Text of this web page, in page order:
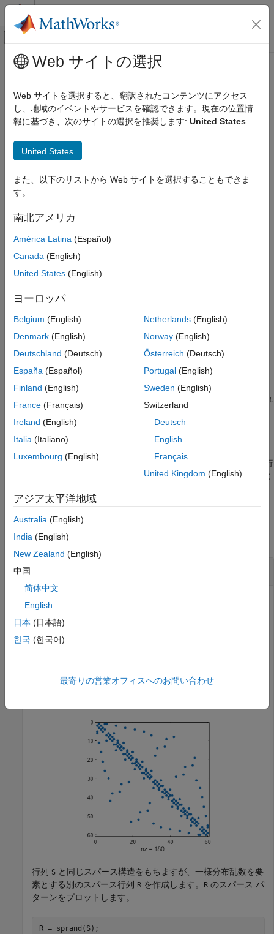
コンテンツへスキップ
オフキャンバス ナビゲーション メ
ドキュメンテーションのホーム
数学
スパース行列
sprand
項目一覧
説明
入力引数
ヒント
拡張機能
参考
メインコンテンツ
sprand
一様分布するスパース ランダム行列
構文
R = sprand(m,n,density)
R = sprand(m,n,density,rc)
説明
= sprand( )は、行列
が、一様分布乱数を要素とするスパース行列を作成します。
= sprand( , , )は、区間 [0,1] 内のdensityにほぼ
density*m*n個の非ゼロ要素をもち、一様分布乱数を要素とする
ランダムなm行 列のスパース行列を作成します。
R= sprand(m, は、条件数の逆数がほぼ
はランク 1 の行列の和から構成され
ます。
例
= sprand( ___ typename
は、指定されたデータ型のスパース行
列を返します。前述の構文にある任意の入力引数の組み合わせに
例
すべて折りたたむ
Buckminster Fuller のジオデシック ドームの連結性グラフの
ース パターンをプロットします。
S = bucky;
spy(S)
行列 S と同じスパース構造をもちますが、一様分布乱数を要
素とする別のスパース行列
R を作成します。 R のスパース パ
ターンをプロットします。
R = sprand(S);
Web サイトの選択
Web サイトを選択すると、翻訳されたコンテンツにアクセス
し、地域のイベントやサービスを確認できます。現在の位置情
報に基づき、次のサイトの選択を推奨します: United States
United States
また、以下のリストから Web サイトを選択することもできま
す。
南北アメリカ
América Latina (Español)
Canada (English)
United States (English)
ヨーロッパ
Belgium (English)
Denmark (English)
Deutschland (Deutsch)
España (Español)
Finland (English)
France (Français)
Ireland (English)
Italia (Italiano)
Luxembourg (English)
Netherlands(English)
Norway(English)
Österreich (Deutsch)
Portugal(English)
Sweden (English)
Switzerland
Deutsch
English
Français
United Kingdom (English)
アジア太平洋地域
Australia (English)
India (English)
New Zealand (English)
中国
简体中文
English
日本 (日本語)
한국 (한국어)
最寄りの営業オフィスへのお問い合わせ